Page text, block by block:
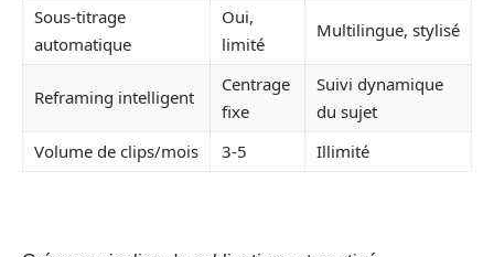
Sous-titrage
automatique
Oui,
limité
Multilingue, stylisé
Reframing intelligent
Centrage
fixe
Suivi dynamique
du sujet
Volume de clips/mois
3-5 Illimité